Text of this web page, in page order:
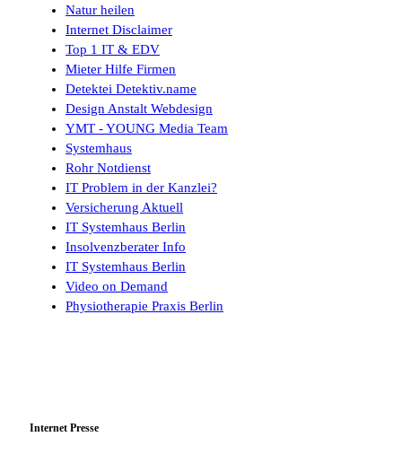
Natur heilen
Internet Disclaimer
Top 1 IT & EDV
Mieter Hilfe Firmen
Detektei Detektiv.name
Design Anstalt Webdesign
YMT - YOUNG Media Team
Systemhaus
Rohr Notdienst
IT Problem in der Kanzlei?
Versicherung Aktuell
IT Systemhaus Berlin
Insolvenzberater Info
IT Systemhaus Berlin
Video on Demand
Physiotherapie Praxis Berlin
Internet Presse